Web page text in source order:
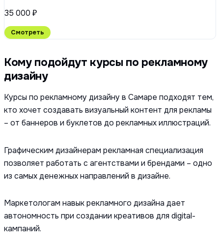
35 000 ₽
Смотреть
Кому подойдут курсы по рекламному
дизайну
Курсы по рекламному дизайну в Самаре подходят тем,
кто хочет создавать визуальный контент для рекламы
– от баннеров и буклетов до рекламных иллюстраций.
Графическим дизайнерам рекламная специализация
позволяет работать с агентствами и брендами – одно
из самых денежных направлений в дизайне.
Маркетологам навык рекламного дизайна дает
автономность при создании креативов для digital-
кампаний.